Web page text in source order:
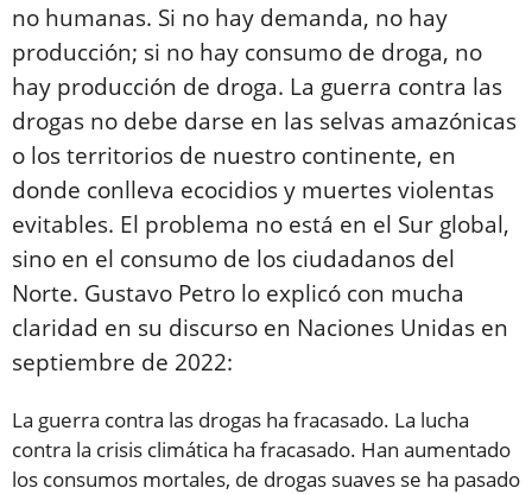
no humanas. Si no hay demanda, no hay
producción; si no hay consumo de droga, no
hay producción de droga. La guerra contra las
drogas no debe darse en las selvas amazónicas
o los territorios de nuestro continente, en
donde conlleva ecocidios y muertes violentas
evitables. El problema no está en el Sur global,
sino en el consumo de los ciudadanos del
Norte. Gustavo Petro lo explicó con mucha
claridad en su discurso en Naciones Unidas en
septiembre de 2022:
La guerra contra las drogas ha fracasado. La lucha
contra la crisis climática ha fracasado. Han aumentado
los consumos mortales, de drogas suaves se ha pasado